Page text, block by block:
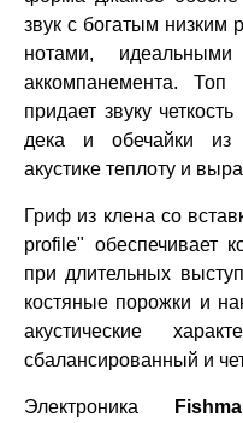
звук с богатым низким
нотами,
аккомпанемента. Топ
придает звуку
дека и обечайки из
акустике теплоту и
Гриф из клена со
profile" обеспечивает
при длительных
костяные порожки и
акустические
сбалансированный и
Электроника